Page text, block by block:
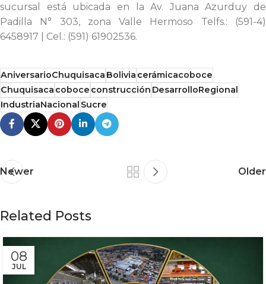
sucursal está ubicada en la Av. Juana Azurduy de
Padilla N° 303, zona Valle Hermoso Telfs.: (591-4)
6458917 | Cel.: (591) 61902536.
AniversarioChuquisacaBoliviacerámicacoboce
ChuquisacacoboceconstrucciónDesarrolloRegional
IndustriaNacionalSucre
Newer Older
Related Posts
08
JUL